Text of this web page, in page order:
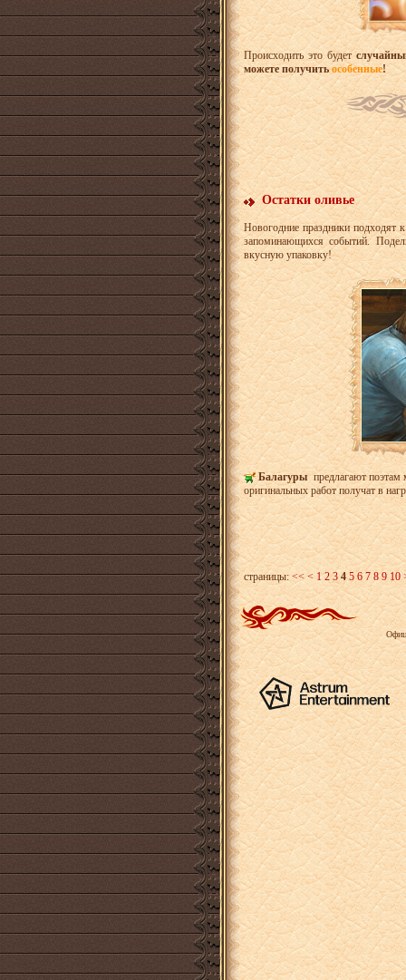
Происходить это будет
можете получитьособенные!
Остатки оливье
Новогодние праздники подходят
запоминающихся событий.
вкусную упаковку!
Балагурыпредлагают поэтам
оригинальных работ получат в
страницы: << < 1 2 3 4 5 6 7 8 9 10